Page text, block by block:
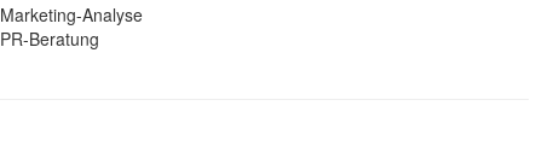
Marketing-Analyse
PR-Beratung